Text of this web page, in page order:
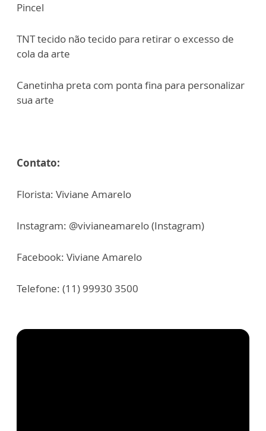
Pincel
TNT tecido não tecido para retirar o excesso de
cola da arte
Canetinha preta com ponta fina para personalizar
sua arte
Contato:
Florista: Viviane Amarelo
Instagram: @vivianeamarelo (Instagram)
Facebook: Viviane Amarelo
Telefone: (11) 99930 3500